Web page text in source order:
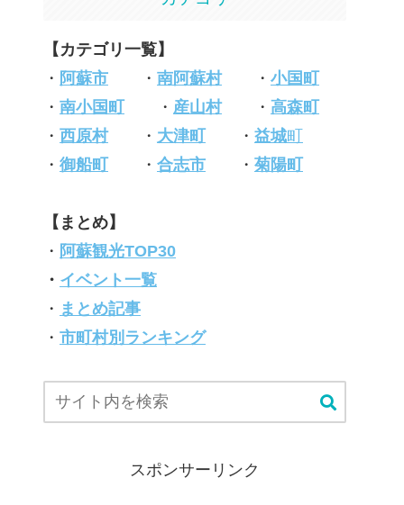
【カテゴリ一覧】
・ 阿蘇市 ・ 南阿蘇村・ 小国町
・ 南小国町 ・ 産山村・ 高森町
・ 西原村・ 大津町 ・ 益城町
・ 御船町 ・ 合志市 ・ 菊陽町
【まとめ】
・ 阿蘇観光TOP30
・ イベント一覧
・ まとめ記事
・ 市町村別ランキング
スポンサーリンク